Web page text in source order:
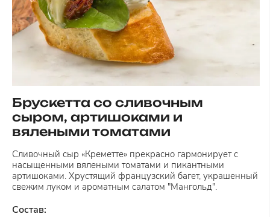
Брускетта со сливочным
сыром, артишоками и
вялеными томатами
Сливочный сыр «Креметте» прекрасно гармонирует с
насыщенными вялеными томатами и пикантными
артишоками. Хрустящий французский багет, украшенный
свежим луком и ароматным салатом "Мангольд".
Состав: